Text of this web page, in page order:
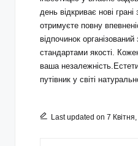
день відкриває нові
отримуєте повну
відпочинок
стандартами якості.
ваша
путівник у світі
Last updated on 7